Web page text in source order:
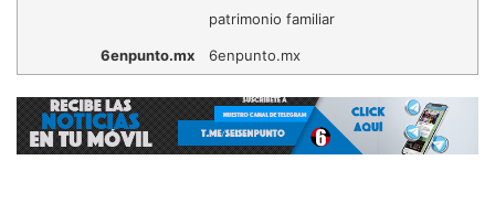
patrimonio familiar
6enpunto.mx 6enpunto.mx